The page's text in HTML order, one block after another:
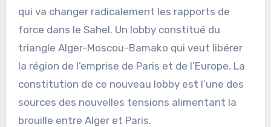
qui va changer radicalement les rapports de
force dans le Sahel. Un lobby constitué du
triangle Alger-Moscou-Bamako qui veut libérer
la région de l’emprise de Paris et de l’Europe. La
constitution de ce nouveau lobby est l’une des
sources des nouvelles tensions alimentant la
brouille entre Alger et Paris.